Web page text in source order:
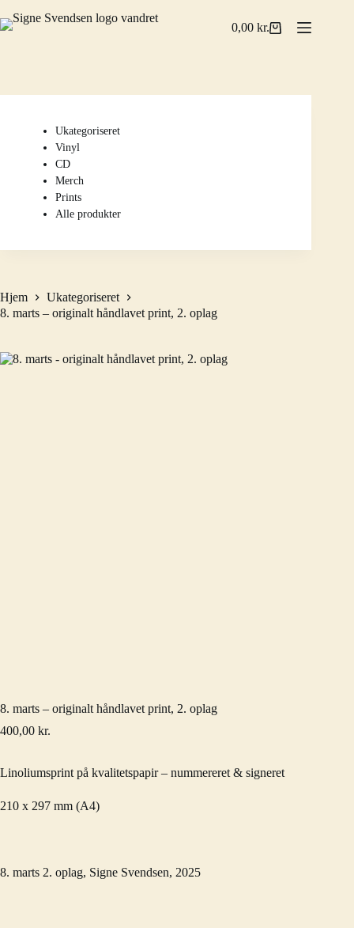
til
indhold
Indkøbskurv
0,00kr.
Hjem
Ukategoriseret
8. marts – originalt håndlavet print, 2. oplag
8. marts – originalt håndlavet print, 2. oplag
400,00 kr.
Linoliumsprint på kvalitetspapir – nummereret & signeret
210 x 297 mm (A4)
8. marts 2. oplag, Signe Svendsen, 2025
Ukategoriseret
Vinyl
CD
Merch
Prints
Alle produkter